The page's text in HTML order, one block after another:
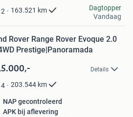
163.521 km
Dagtopper
Vandaag
Rover Range Rover Evoque 2.0
Prestige|Panoramada
Details
203.544 km
NAP gecontroleerd
APK bij aflevering